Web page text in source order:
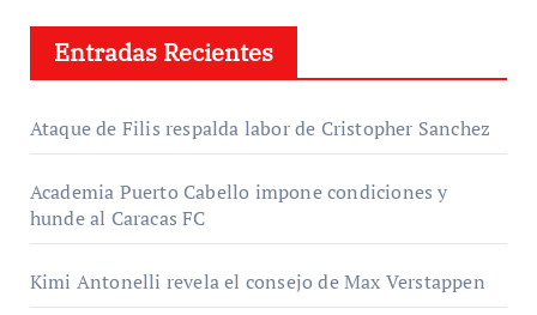
Entradas Recientes
Ataque de Filis respalda labor de Cristopher Sanchez
Academia Puerto Cabello impone condiciones y
hunde al Caracas FC
Kimi Antonelli revela el consejo de Max Verstappen